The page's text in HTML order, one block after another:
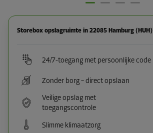
Storebox opslagruimte in 22085 Hamburg (HUH)
24/7-toegang met persoonlijke code
Zonder borg – direct opslaan
Veilige opslag met
toegangscontrole
Slimme klimaatzorg